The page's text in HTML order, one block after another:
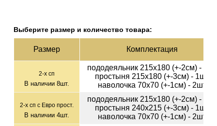
Выберите размер и количество товара:
Раз­мер Ком­плек­тация
2-х сп
В наличии 8шт.
пододеяльник 215х180 (+-2см) - 1шт
простыня 215х180 (+-3см) - 1шт
наволочка 70х70 (+-1см) - 2шт
2-х сп с Евро прост.
В наличии 4шт.
пододеяльник 215х180 (+-2см) - 1шт
простыня 240х215 (+-3см) - 1шт
наволочка 70х70 (+-1см) - 2шт